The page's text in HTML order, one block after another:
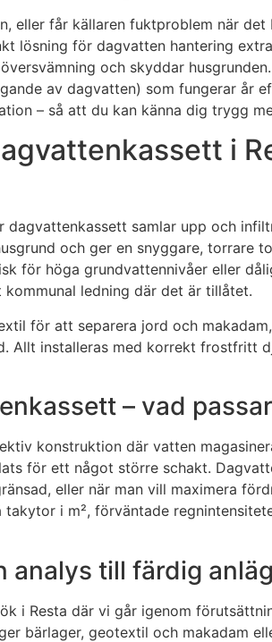
eller får källaren fuktproblem när
lösning för dagvatten hantering
och skyddar
av dagvatten) som fungerar år
– så att du kan känna dig trygg
i
dagvattenkassett samlar upp och
och ger en snyggare, torrare
för höga grundvattennivåer eller
ledning där det är tillåtet.
för att separera jord och
Allt installeras med korrekt frostfritt
– vad
konstruktion där vatten
för ett något större schakt.
eller när man vill maximera
i m², förväntade
analys till färdig
i Resta där vi går igenom
bärlager, geotextil och makadam